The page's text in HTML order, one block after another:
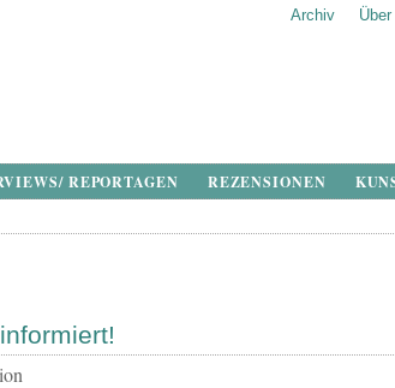
Archiv
REPORTAGEN REZENSIONEN